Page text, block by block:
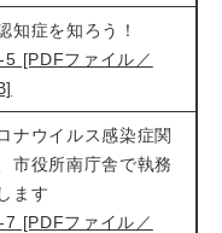
知症を知ろう！
5 [PDFファイル／
ナウイルス感染症関
市役所南庁舎で執務
ます
7 [PDFファイル／